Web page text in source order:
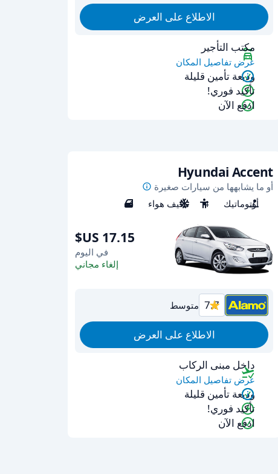
الاطلاع على العرض
مكتب التأجير
عرض تفاصيل المكان
وديعة تأمين قليلة
تأكيد فوري!
ادفع الآن
Hyundai Accent
أو ما يشابهها من سيارات صغيرة
أوتوماتيك
4 مكيف هواء 4
في اليوم
إلغاء مجاني
7.7 متوسط
الاطلاع على العرض
داخل مبنى الركاب
عرض تفاصيل المكان
وديعة تأمين قليلة
تأكيد فوري!
ادفع الآن